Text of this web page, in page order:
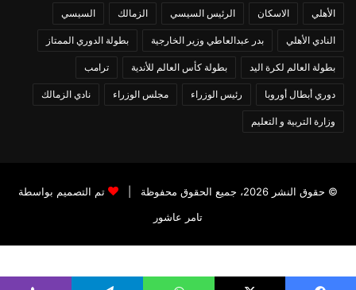
الأهلي الاسكان الرئيس السيسي الزمالك السيسي
النادي الأهلي بدر عبدالعاطي وزير الخارجية بطولة الدوري الممتاز
بطولة العالم لكرة اليد بطولة كأس العالم للأندية ترامب
دوري أبطال أوروبا رئيس الوزراء مجلس الوزراء نادي الزمالك
وزارة التربية و التعليم
© حقوق النشر 2026، جميع الحقوق محفوظة |
تم التصميم بواسطة
تامر عاشور